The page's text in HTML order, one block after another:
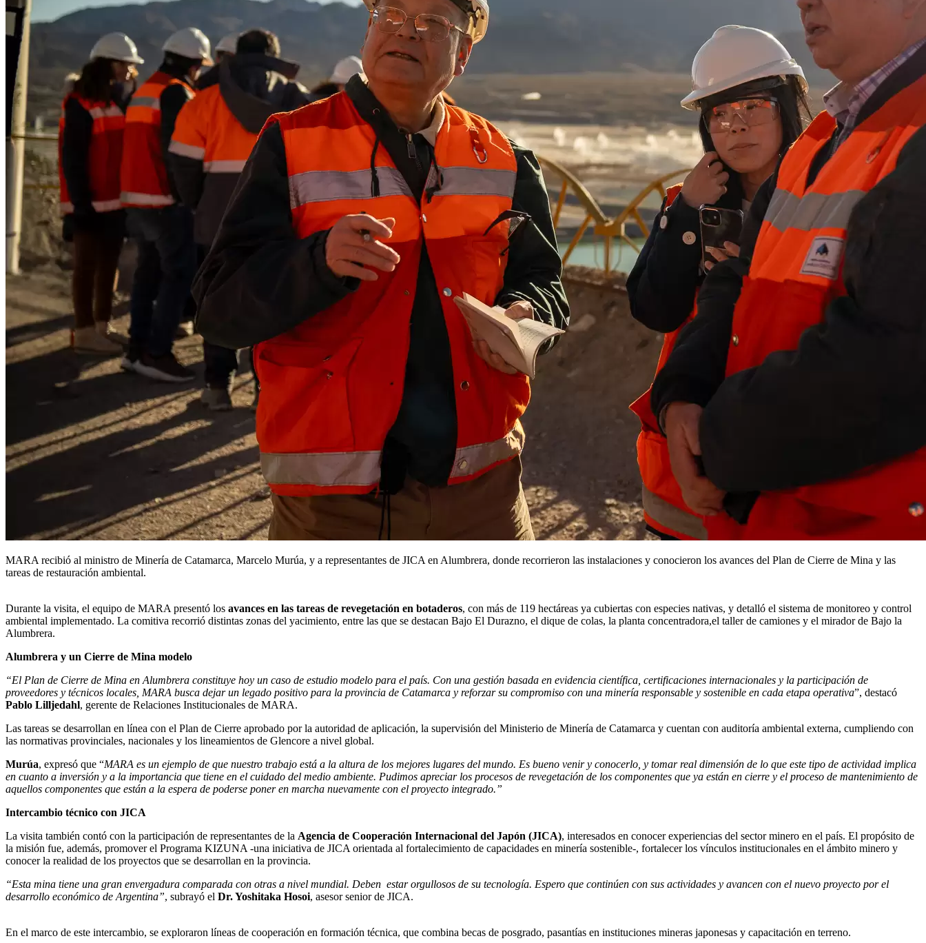
MARA recibió al ministro de Minería de Catamarca, Marcelo Murúa, y a representantes de JICA en Alumbrera, donde recorrieron las instalaciones y conocieron los avances del Plan de Cierre de Mina y las
tareas de restauración ambiental.
Durante la visita, el equipo de MARA presentó los avances en las tareas de revegetación en botaderos, con más de 119 hectáreas ya cubiertas con especies nativas, y detalló el sistema de monitoreo y control
ambiental implementado. La comitiva recorrió distintas zonas del yacimiento, entre las que se destacan Bajo El Durazno, el dique de colas, la planta concentradora,el taller de camiones y el mirador de Bajo la
Alumbrera.
Alumbrera y un Cierre de Mina modelo
“El Plan de Cierre de Mina en Alumbrera constituye hoy un caso de estudio modelo para el país. Con una gestión basada en evidencia científica, certificaciones internacionales y la participación de
proveedores y técnicos locales, MARA busca dejar un legado positivo para la provincia de Catamarca y reforzar su compromiso con una minería responsable y sostenible en cada etapa operativa”, destacó
Pablo Lilljedahl, gerente de Relaciones Institucionales de MARA.
Las tareas se desarrollan en línea con el Plan de Cierre aprobado por la autoridad de aplicación, la supervisión del Ministerio de Minería de Catamarca y cuentan con auditoría ambiental externa, cumpliendo con
las normativas provinciales, nacionales y los lineamientos de Glencore a nivel global.
Murúa, expresó que “MARA es un ejemplo de que nuestro trabajo está a la altura de los mejores lugares del mundo. Es bueno venir y conocerlo, y tomar real dimensión de lo que este tipo de actividad implica
en cuanto a inversión y a la importancia que tiene en el cuidado del medio ambiente. Pudimos apreciar los procesos de revegetación de los componentes que ya están en cierre y el proceso de mantenimiento de
aquellos componentes que están a la espera de poderse poner en marcha nuevamente con el proyecto integrado.”
Intercambio técnico con JICA
La visita también contó con la participación de representantes de la Agencia de Cooperación Internacional del Japón (JICA), interesados en conocer experiencias del sector minero en el país. El propósito de
la misión fue, además, promover el Programa KIZUNA -una iniciativa de JICA orientada al fortalecimiento de capacidades en minería sostenible-, fortalecer los vínculos institucionales en el ámbito minero y
conocer la realidad de los proyectos que se desarrollan en la provincia.
“Esta mina tiene una gran envergadura comparada con otras a nivel mundial. Deben estar orgullosos de su tecnología. Espero que continúen con sus actividades y avancen con el nuevo proyecto por el
desarrollo económico de Argentina”, subrayó el Dr. Yoshitaka Hosoi, asesor senior de JICA.
En el marco de este intercambio, se exploraron líneas de cooperación en formación técnica, que combina becas de posgrado, pasantías en instituciones mineras japonesas y capacitación en terreno.